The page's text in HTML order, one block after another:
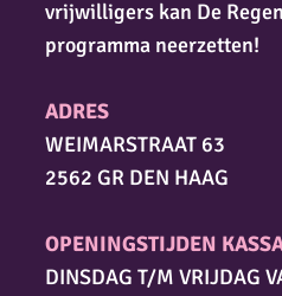
vrijwilligers kan De
programma neerzetten!
ADRES
WEIMARSTRAAT 63
2562 GR DEN HAAG
OPENINGSTIJDEN
DINSDAG T/M VRIJDAG